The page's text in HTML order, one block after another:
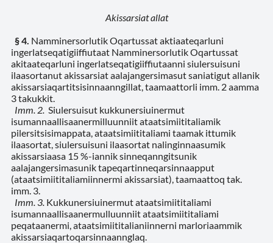
Akissarsiat allat
§ 4. Namminersorlutik Oqartussat aktiaateqarluni
ingerlatseqatigiiffiutaat Namminersorlutik Oqartussat
akitaateqarluni ingerlatseqatigiiffiutaanni siulersuisuni
ilaasortanut akissarsiat aalajangersimasut saniatigut allanik
akissarsiaqartitsisinnaanngillat, taamaattorli imm. 2 aamma
3 takukkit.
Imm. 2. Siulersuisut kukkunersiuinermut
isumannaallisaanermilluunniit ataatsimiititaliamik
pilersitsisimappata, ataatsimiititaliami taamak ittumik
ilaasortat, siulersuisuni ilaasortat nalinginnaasumik
akissarsiaasa 15 %-iannik sinneqanngitsunik
aalajangersimasunik tapeqartinneqarsinnaapput
(ataatsimiititaliamiinnermi akissarsiat), taamaattoq tak.
imm. 3.
Imm. 3. Kukkunersiuinermut ataatsimiititaliami
isumannaallisaanermulluunniit ataatsimiititaliami
peqataanermi, ataatsimiititalianiinnerni marloriaammik
akissarsiaqartoqarsinnaannglaq.